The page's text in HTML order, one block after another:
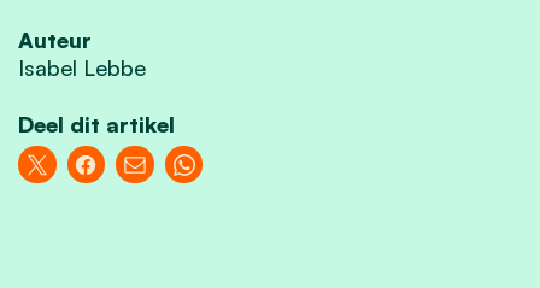
Auteur
Isabel Lebbe
Deel dit artikel